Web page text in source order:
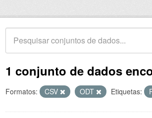
1 conjunto de dados
Formatos: CSV ODT Etiquetas: